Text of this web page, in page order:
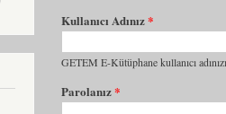
Kullanıcı Adınız*
GETEM E-Kütüphane kullanıcı
Parolanız*